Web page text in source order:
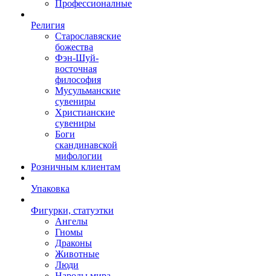
Профессионалные
Религия
Старославяские
божества
Фэн-Шуй-
восточная
философия
Мусульманские
сувениры
Христианские
сувениры
Боги
скандинавской
мифологии
Розничным клиентам
Упаковка
Фигурки, статуэтки
Ангелы
Гномы
Драконы
Животные
Люди